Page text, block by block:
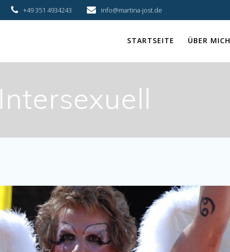
+49 351 4934243 info@martina-jost.de
STARTSEITE ÜBER MICH
Intersexuell